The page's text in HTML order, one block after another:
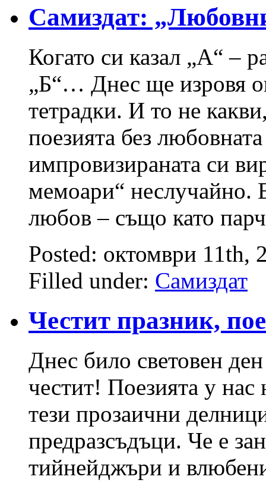
Самиздат:
Когато си казал „А“ –
„Б“… Днес ще изровя
тетрадки. И то не
поезията без
импровизираната си
мемоари“ неслучайно.
любов – също като
Posted: октомври 11th,
Filled under: Самиздат
Честит празник,
Днес било световен
честит! Поезията у
тези прозаични
предразсъдъци. Че е
тийнейджъри и